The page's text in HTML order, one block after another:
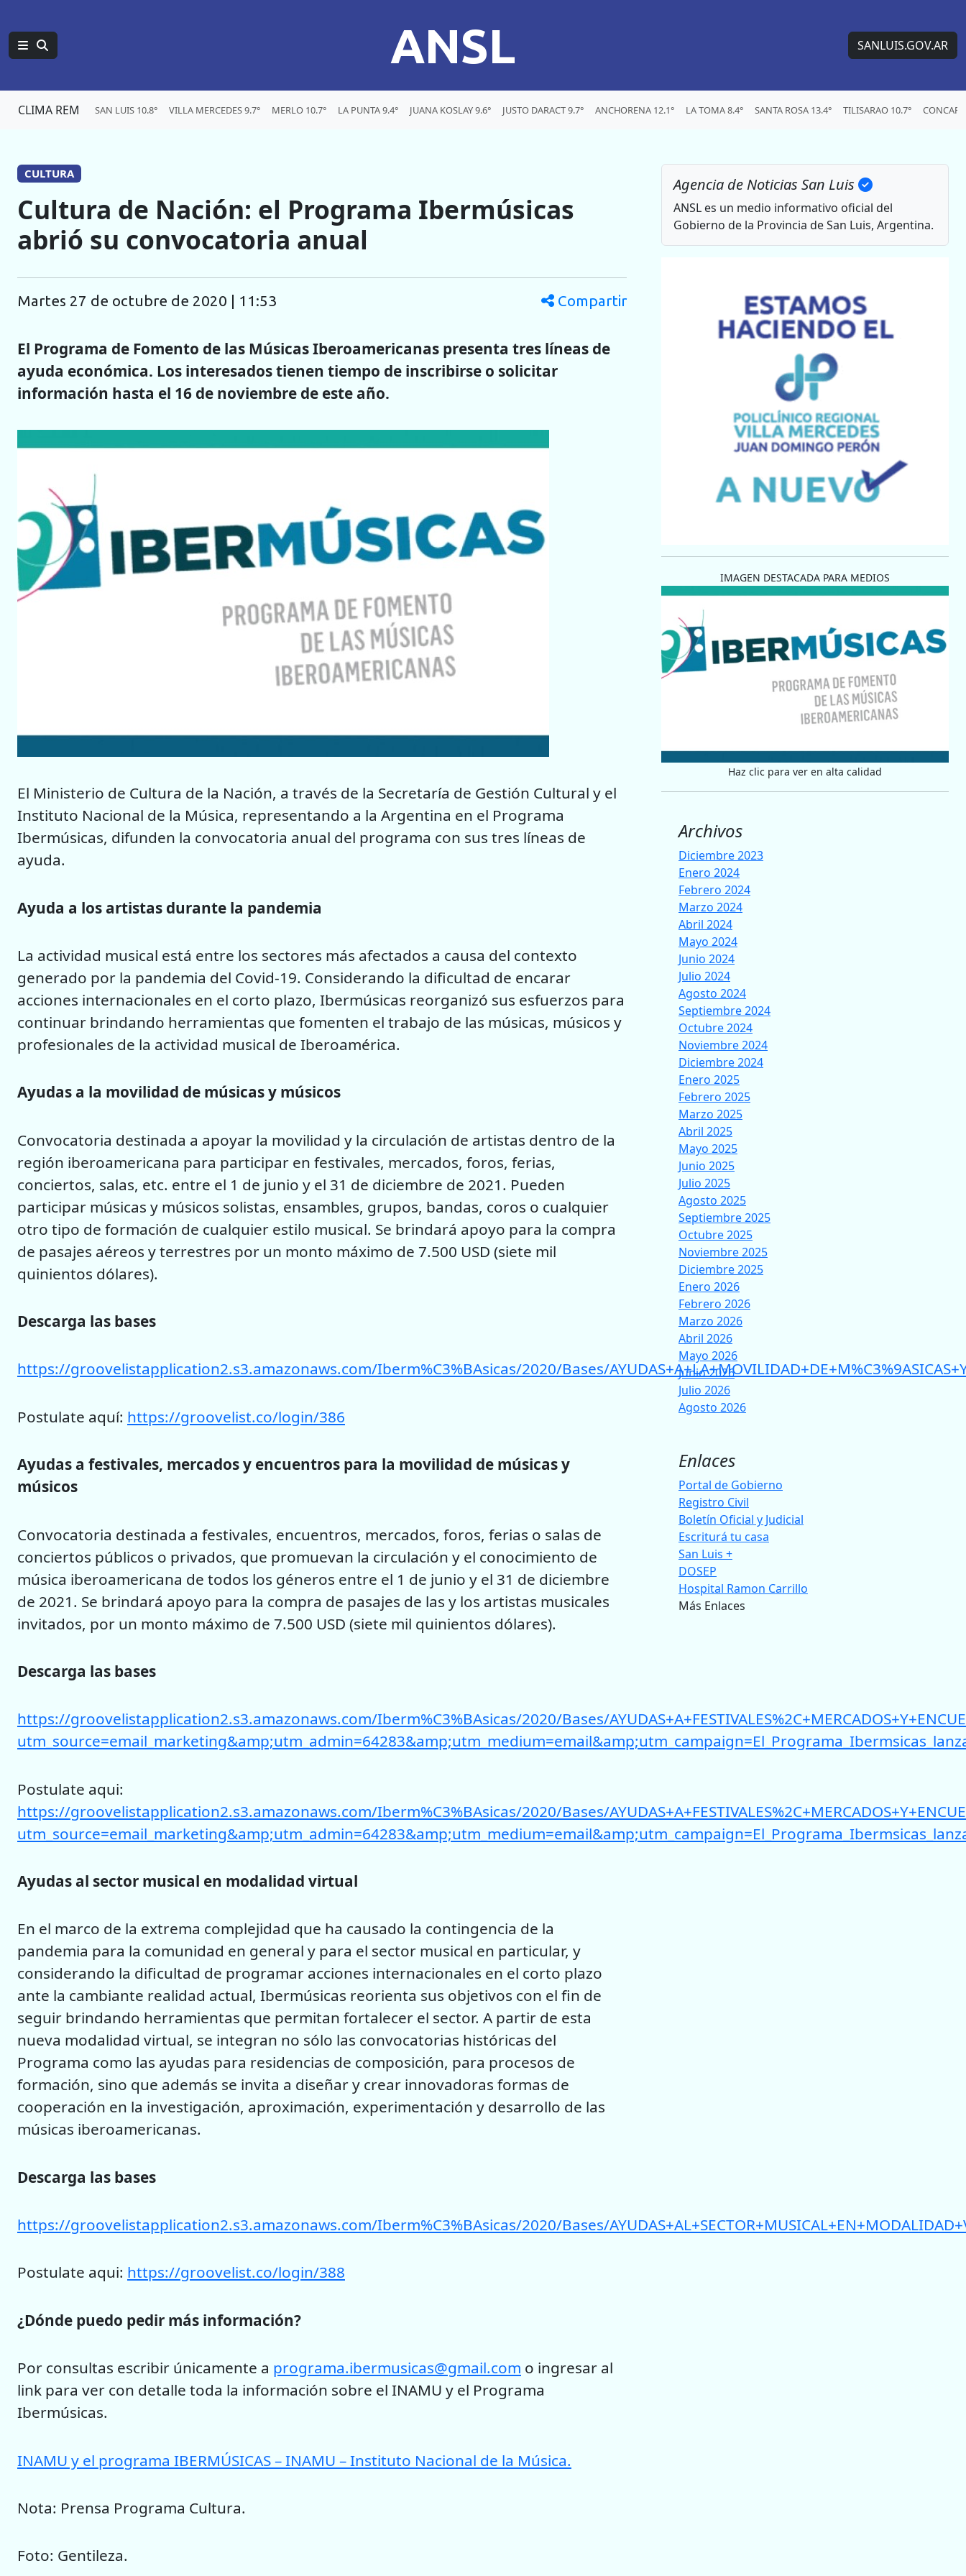
ANSL SANLUIS.GOV.AR
CLIMA REM SAN LUIS 10.8° VILLA MERCEDES 9.7° MERLO 10.7° LA PUNTA 9.4° JUANA KOSLAY 9.6° JUSTO DARACT 9.7° ANCHORENA 12.1° LA TOMA 8.4° SANTA ROSA 13.4° TILISARAO 10.7°
CULTURA
Cultura de Nación: el Programa Ibermúsicas
abrió su convocatoria anual
martes 27 de octubre de 2020 | 11:53 Compartir
El Programa de Fomento de las Músicas Iberoamericanas presenta tres líneas de
ayuda económica. Los interesados tienen tiempo de inscribirse o solicitar
información hasta el 16 de noviembre de este año.
El Ministerio de Cultura de la Nación, a través de la Secretaría de Gestión Cultural y el
Instituto Nacional de la Música, representando a la Argentina en el Programa
Ibermúsicas, difunden la convocatoria anual del programa con sus tres líneas de
ayuda.
Ayuda a los artistas durante la pandemia
La actividad musical está entre los sectores más afectados a causa del contexto
generado por la pandemia del Covid-19. Considerando la dificultad de encarar
acciones internacionales en el corto plazo, Ibermúsicas reorganizó sus esfuerzos para
continuar brindando herramientas que fomenten el trabajo de las músicas, músicos y
profesionales de la actividad musical de Iberoamérica.
Ayudas a la movilidad de músicas y músicos
Convocatoria destinada a apoyar la movilidad y la circulación de artistas dentro de la
región iberoamericana para participar en festivales, mercados, foros, ferias,
conciertos, salas, etc. entre el 1 de junio y el 31 de diciembre de 2021. Pueden
participar músicas y músicos solistas, ensambles, grupos, bandas, coros o cualquier
otro tipo de formación de cualquier estilo musical. Se brindará apoyo para la compra
de pasajes aéreos y terrestres por un monto máximo de 7.500 USD (siete mil
quinientos dólares).
Descarga las bases
https://groovelistapplication2.s3.amazonaws.com/Iberm%C3%BAsicas/2020/Bases/
Postulate aquí: https://groovelist.co/login/386
Ayudas a festivales, mercados y encuentros para la movilidad de músicas y
músicos
Convocatoria destinada a festivales, encuentros, mercados, foros, ferias o salas de
conciertos públicos o privados, que promuevan la circulación y el conocimiento de
música iberoamericana de todos los géneros entre el 1 de junio y el 31 de diciembre
de 2021. Se brindará apoyo para la compra de pasajes de las y los artistas musicales
invitados, por un monto máximo de 7.500 USD (siete mil quinientos dólares).
Descarga las bases
https://groovelistapplication2.s3.amazonaws.com/Iberm%C3%BAsicas/2020/Bases/
Postulate aqui:
https://groovelistapplication2.s3.amazonaws.com/Iberm%C3%BAsicas/2020/Bases/
Ayudas al sector musical en modalidad virtual
En el marco de la extrema complejidad que ha causado la contingencia de la
pandemia para la comunidad en general y para el sector musical en particular, y
considerando la dificultad de programar acciones internacionales en el corto plazo
ante la cambiante realidad actual, Ibermúsicas reorienta sus objetivos con el fin de
seguir brindando herramientas que permitan fortalecer el sector. A partir de esta
nueva modalidad virtual, se integran no sólo las convocatorias históricas del
Programa como las ayudas para residencias de composición, para procesos de
formación, sino que además se invita a diseñar y crear innovadoras formas de
cooperación en la investigación, aproximación, experimentación y desarrollo de las
músicas iberoamericanas.
Descarga las bases
https://groovelistapplication2.s3.amazonaws.com/Iberm%C3%BAsicas/2020/Bases/
Postulate aqui: https://groovelist.co/login/388
¿Dónde puedo pedir más información?
Por consultas escribir únicamente a programa.ibermusicas@gmail.com o ingresar al
link para ver con detalle toda la información sobre el INAMU y el Programa
Ibermúsicas.
INAMU y el programa IBERMÚSICAS – INAMU – Instituto Nacional de la Música.
Nota: Prensa Programa Cultura.
Foto: Gentileza.
Agencia de Noticias San Luis
ANSL es un medio informativo oficial del
Gobierno de la Provincia de San Luis, Argentina.
IMAGEN DESTACADA PARA MEDIOS
Haz clic para ver en alta calidad
Archivos
Diciembre 2023
Enero 2024
Febrero 2024
Marzo 2024
Abril 2024
Mayo 2024
Junio 2024
Julio 2024
Agosto 2024
Septiembre 2024
Octubre 2024
Noviembre 2024
Diciembre 2024
Enero 2025
Febrero 2025
Marzo 2025
Abril 2025
Mayo 2025
Junio 2025
Julio 2025
Agosto 2025
Septiembre 2025
Octubre 2025
Noviembre 2025
Diciembre 2025
Enero 2026
Febrero 2026
Marzo 2026
Abril 2026
Mayo 2026
Junio 2026
Julio 2026
Agosto 2026
Enlaces
Portal de Gobierno
Registro Civil
Boletín Oficial y Judicial
Escriturá tu casa
San Luis +
DOSEP
Hospital Ramon Carrillo
Más Enlaces